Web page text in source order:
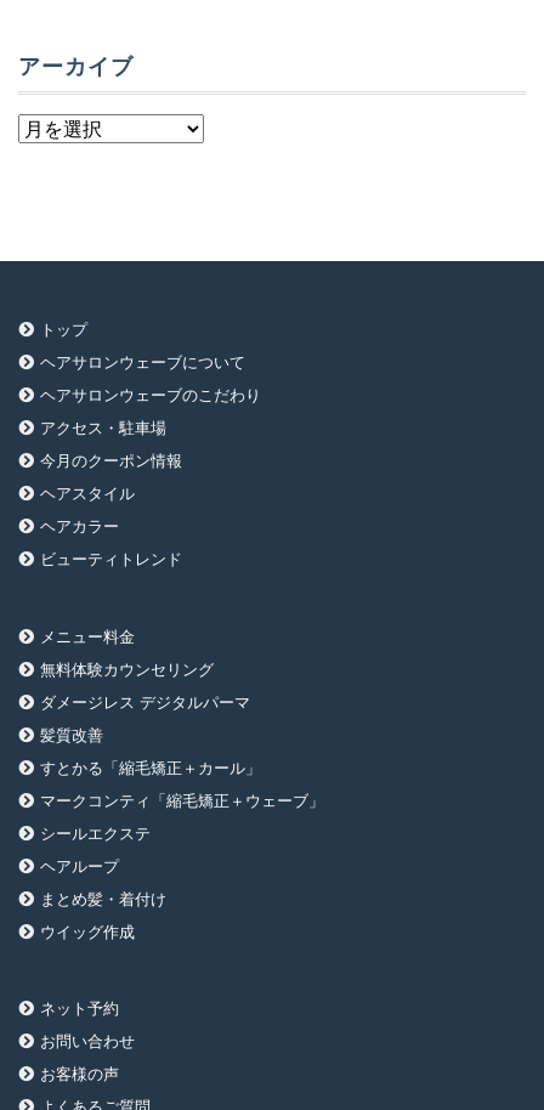
アーカイブ
ア
トップ
ヘアサロンウェーブについて
ヘアサロンウェーブのこだわり
アクセス・駐車場
今月のクーポン情報
ヘアスタイル
ヘアカラー
ビューティトレンド
メニュー料金
無料体験カウンセリング
ダメージレス デジタルパーマ
髪質改善
すとかる「縮毛矯正＋カール」
マークコンティ「縮毛矯正＋ウェーブ」
シールエクステ
ヘアループ
まとめ髪・着付け
ウイッグ作成
ネット予約
お問い合わせ
お客様の声